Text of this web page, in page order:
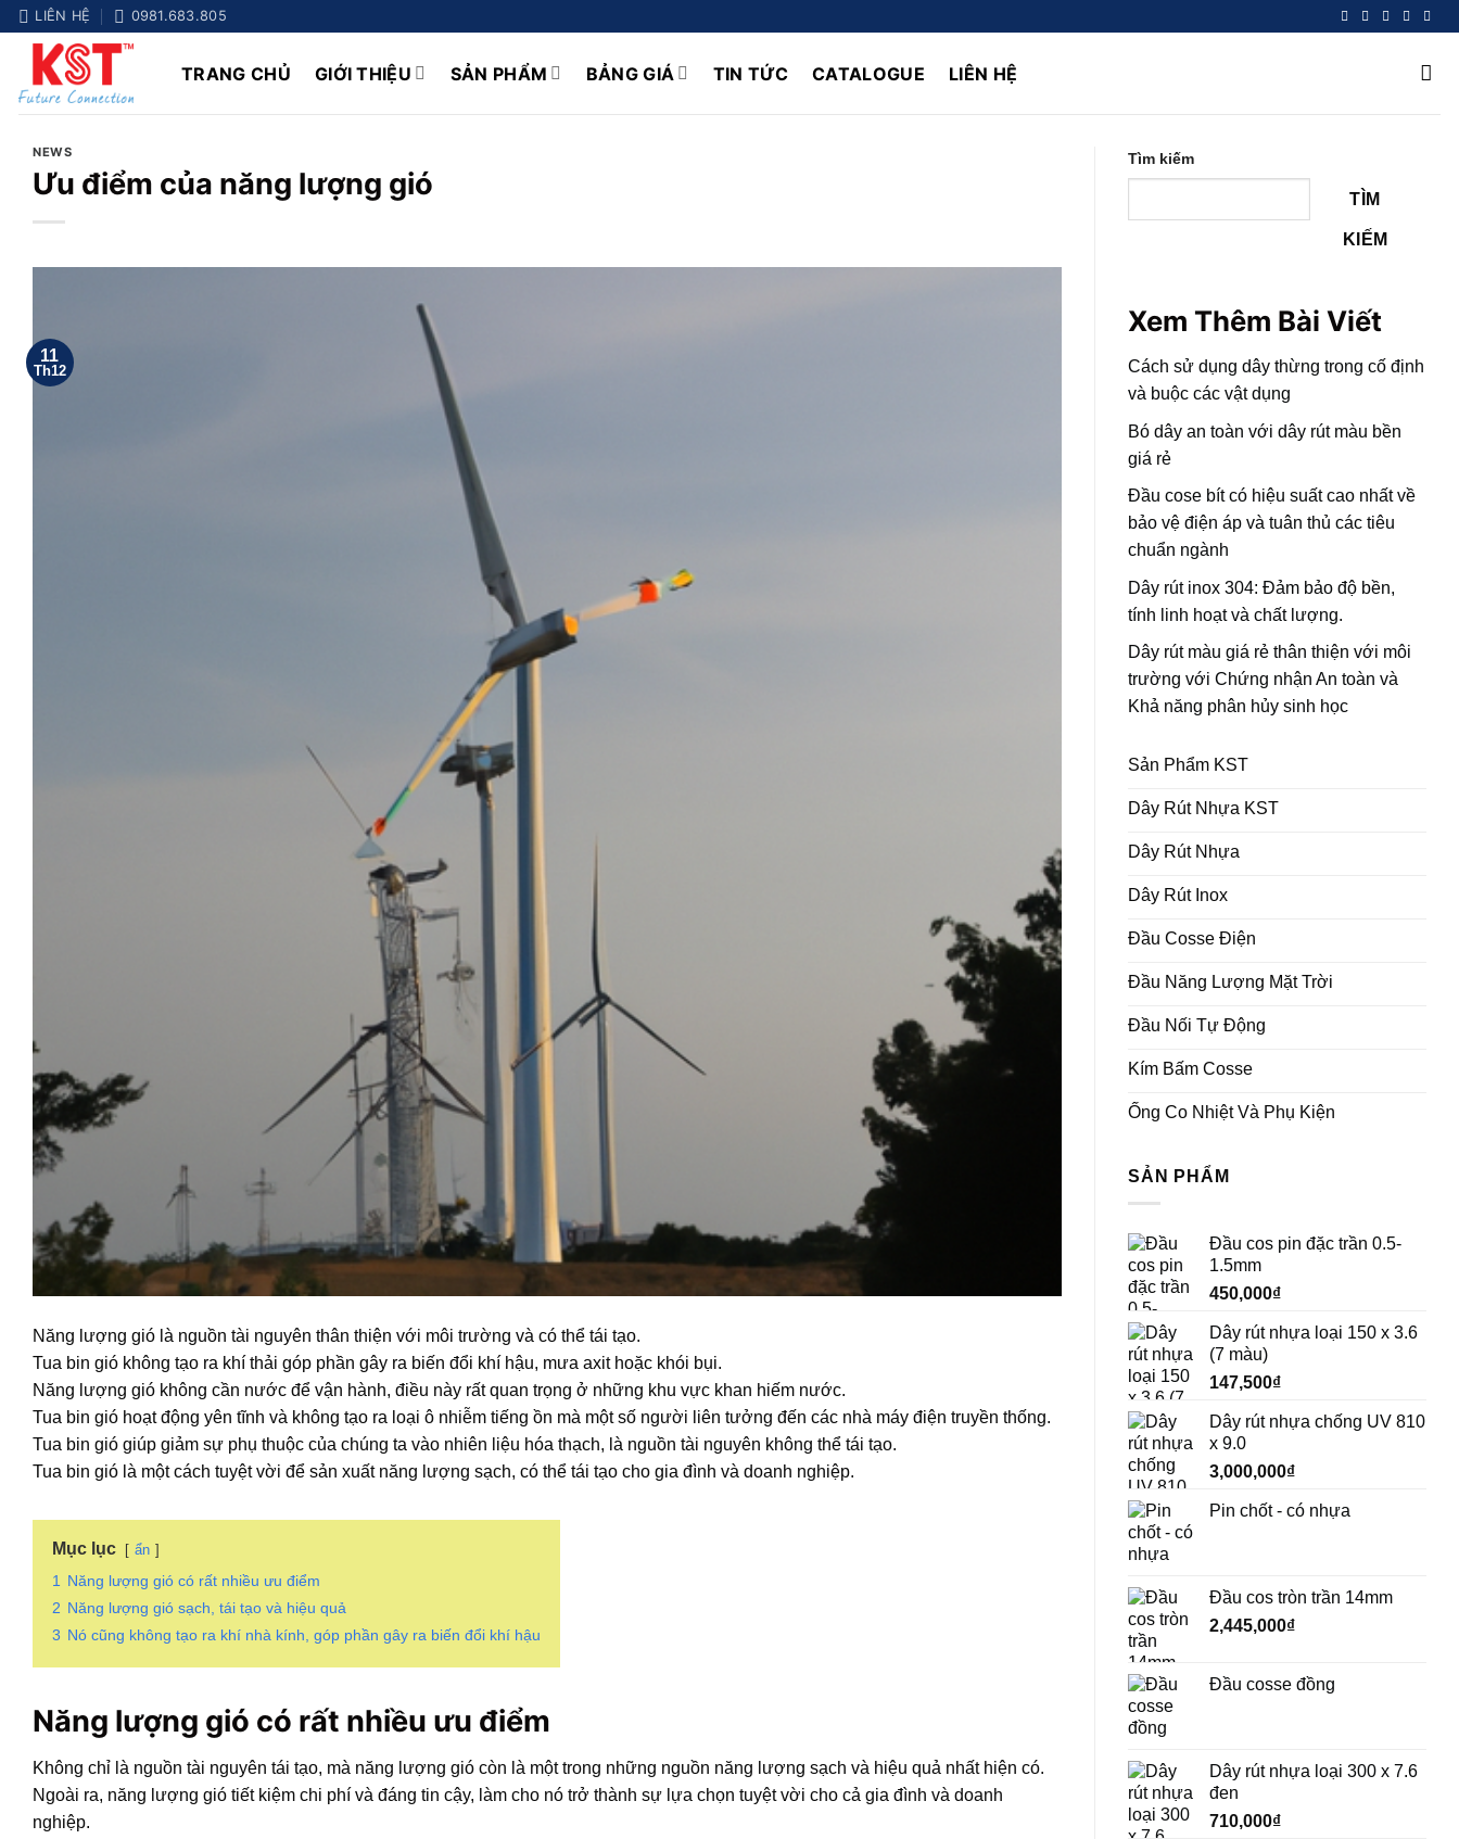
Chuyển
dung
LIÊN HỆ 0981.683.805
TRANG CHỦ GIỚI THIỆU SẢN PHẨM BẢNG GIÁ TIN TỨC CATALOGUE LIÊN HỆ
NEWS
Ưu điểm của năng lượng gió
11
Th12
Năng lượng gió là nguồn tài nguyên thân thiện với môi trường và có thể tái tạo.
Tua bin gió không tạo ra khí thải góp phần gây ra biến đổi khí hậu, mưa axit hoặc khói bụi.
Năng lượng gió không cần nước để vận hành, điều này rất quan trọng ở những khu vực khan hiếm nước.
Tua bin gió hoạt động yên tĩnh và không tạo ra loại ô nhiễm tiếng ồn mà một số người liên tưởng đến các nhà máy điện truyền thống.
Tua bin gió giúp giảm sự phụ thuộc của chúng ta vào nhiên liệu hóa thạch, là nguồn tài nguyên không thể tái tạo.
Tua bin gió là một cách tuyệt vời để sản xuất năng lượng sạch, có thể tái tạo cho gia đình và doanh nghiệp.
Mục lục ẩn
1
Năng lượng gió có rất nhiều ưu điểm
2 Năng lượng gió sạch, tái tạo và hiệu quả
3 Nó cũng không tạo ra khí nhà kính, góp phần gây ra biến đổi khí hậu
Năng lượng gió có rất nhiều ưu điểm
Không chỉ là nguồn tài nguyên tái tạo, mà năng lượng gió còn là một trong những nguồn năng lượng sạch và hiệu quả nhất hiện có.
Ngoài ra, năng lượng gió tiết kiệm chi phí và đáng tin cậy, làm cho nó trở thành sự lựa chọn tuyệt vời cho cả gia đình và doanh
nghiệp.
Tìm kiếm
TÌM
KIẾM
Xem Thêm Bài Viết
Cách sử dụng dây thừng trong cố định
và buộc các vật dụng
Bó dây an toàn với dây rút màu bền
giá rẻ
Đầu cose bít có hiệu suất cao nhất về
bảo vệ điện áp và tuân thủ các tiêu
chuẩn ngành
Dây rút inox 304: Đảm bảo độ bền,
tính linh hoạt và chất lượng.
Dây rút màu giá rẻ thân thiện với môi
trường với Chứng nhận An toàn và
Khả năng phân hủy sinh học
Sản Phẩm KST
Dây Rút Nhựa KST
Dây Rút Nhựa
Dây Rút Inox
Đầu Cosse Điện
Đầu Năng Lượng Mặt Trời
Đầu Nối Tự Động
Kím Bấm Cosse
Ống Co Nhiệt Và Phụ Kiện
SẢN PHẨM
Đầu cos pin đặc trần 0.5-
1.5mm
450,000₫
Dây rút nhựa loại 150 x 3.6
(7 màu)
147,500₫
Dây rút nhựa chống UV 810
x 9.0
3,000,000₫
Pin chốt - có nhựa
Đầu cos tròn trần 14mm
2,445,000₫
Đầu cosse đồng
Dây rút nhựa loại 300 x 7.6
đen
710,000₫